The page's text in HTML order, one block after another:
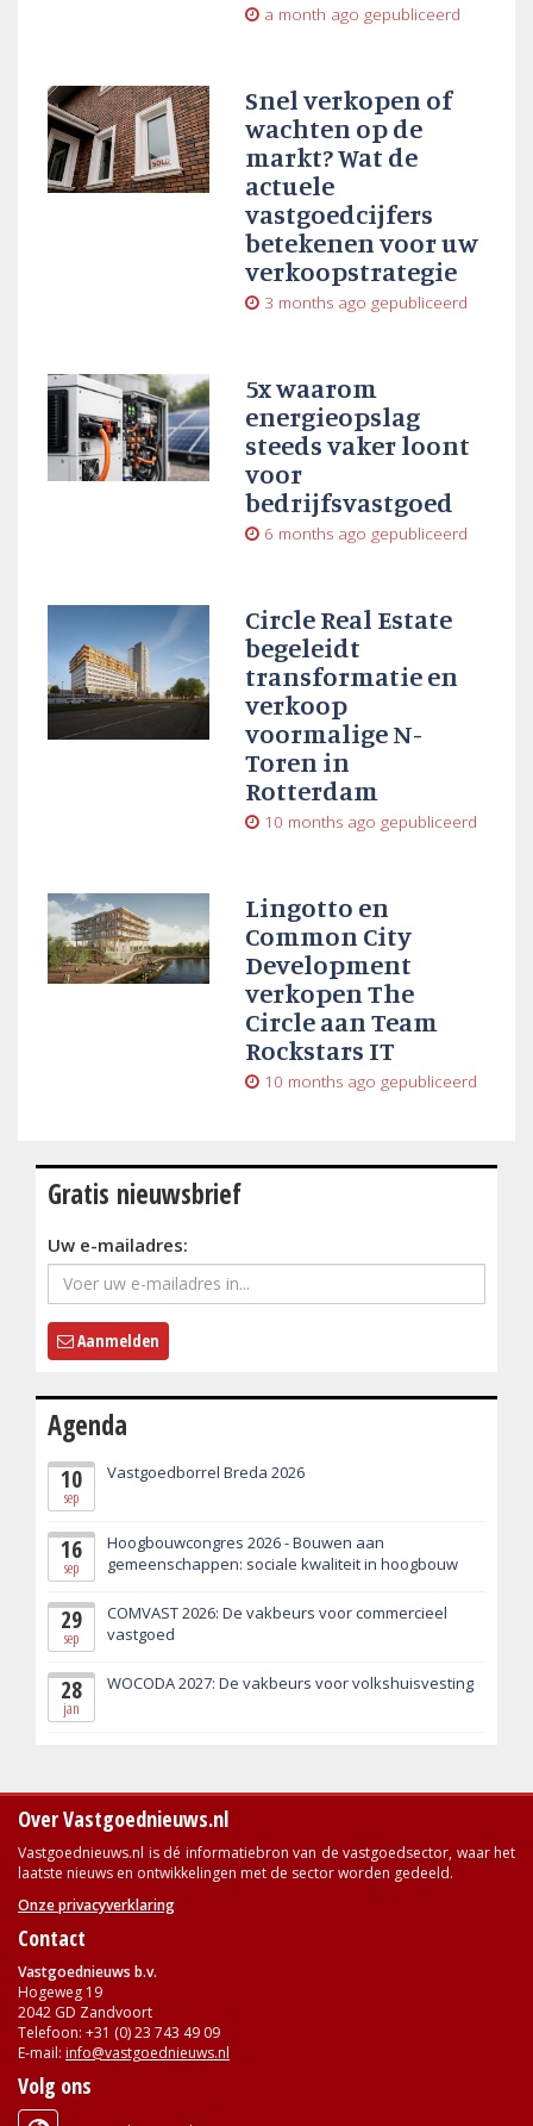
a month ago gepubliceerd
Snel verkopen of
wachten op de
markt? Wat de
actuele
vastgoedcijfers
betekenen voor uw
verkoopstrategie
3 months ago gepubliceerd
5x waarom
energieopslag
steeds vaker loont
voor
bedrijfsvastgoed
6 months ago gepubliceerd
Circle Real Estate
begeleidt
transformatie en
verkoop
voormalige N-
Toren in
Rotterdam
10 months ago gepubliceerd
Lingotto en
Common City
Development
verkopen The
Circle aan Team
Rockstars IT
10 months ago gepubliceerd
Gratis nieuwsbrief
Uw e-mailadres:
Aanmelden
Agenda
10
sep
Vastgoedborrel Breda 2026
16
sep
Hoogbouwcongres 2026 - Bouwen aan
gemeenschappen: sociale kwaliteit in hoogbouw
29
sep
COMVAST 2026: De vakbeurs voor commercieel
vastgoed
28
jan
WOCODA 2027: De vakbeurs voor volkshuisvesting
Over Vastgoednieuws.nl
Vastgoednieuws.nl is dé informatiebron van de vastgoedsector, waar het
laatste nieuws en ontwikkelingen met de sector worden gedeeld.
Onze privacyverklaring
Contact
Vastgoednieuws b.v.
Hogeweg 19
2042 GD Zandvoort
Telefoon: +31 (0) 23 743 49 09
E-mail: info@vastgoednieuws.nl
Volg ons